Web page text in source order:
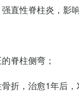
直性脊柱炎，影
脊柱侧弯；
骨折，治愈1年后